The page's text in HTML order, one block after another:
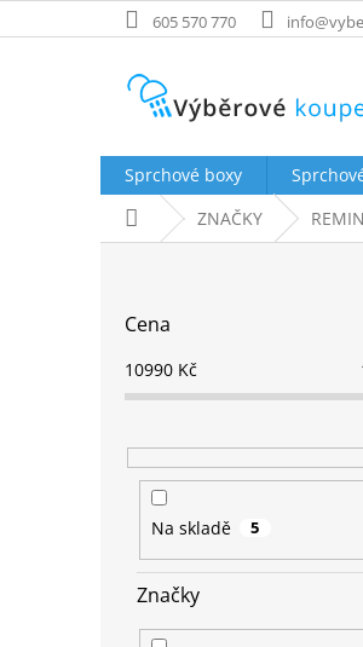
na
605 570 770
Sprchové boxy
Domů ZNAČKY
Cena
10990 Kč
Na skladě 5
Značky